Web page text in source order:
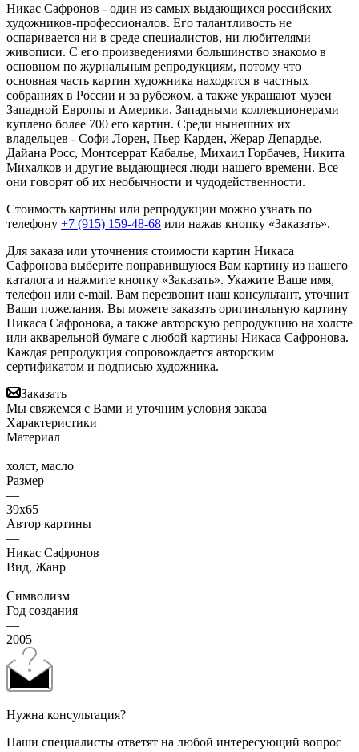
Никас Сафронов - один из самых выдающихся российских
художников-профессионалов. Его талантливость не
оспаривается ни в среде специалистов, ни любителями
живописи. С его произведениями большинство знакомо в
основном по журнальным репродукциям, потому что
основная часть картин художника находятся в частных
собраниях в России и за рубежом, а также украшают музеи
Западной Европы и Америки. Западными коллекционерами
куплено более 700 его картин. Среди нынешних их
владельцев - Софи Лорен, Пьер Карден, Жерар Депардье,
Дайана Росс, Монтсеррат Кабалье, Михаил Горбачев, Никита
Михалков и другие выдающиеся люди нашего времени. Все
они говорят об их необычности и чудодейственности.
Стоимость картины или репродукции можно узнать по
телефону +7 (915) 159-48-68 или нажав кнопку «Заказать».
Для заказа или уточнения стоимости картин Никаса
Сафронова выберите понравившуюся Вам картину из нашего
каталога и нажмите кнопку «Заказать». Укажите Ваше имя,
телефон или e-mail. Вам перезвонит наш консультант, уточнит
Ваши пожелания. Вы можете заказать оригинальную картину
Никаса Сафронова, а также авторскую репродукцию на холсте
или акварельной бумаге с любой картины Никаса Сафронова.
Каждая репродукция сопровождается авторским
сертификатом и подписью художника.
Заказать
Мы свяжемся с Вами и уточним условия заказа
Характеристики
Материал
—
холст, масло
Размер
—
39х65
Автор картины
—
Никас Сафронов
Вид, Жанр
—
Символизм
Год создания
—
2005
Нужна консультация?
Наши специалисты ответят на любой интересующий вопрос